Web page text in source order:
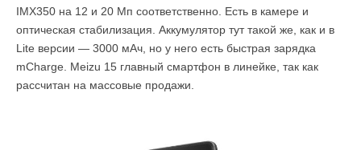
IMX350 на 12 и 20 Мп соответственно. Есть в камере и
оптическая стабилизация. Аккумулятор тут такой же, как и в
Lite версии — 3000 мАч, но у него есть быстрая зарядка
mCharge. Meizu 15 главный смартфон в линейке, так как
рассчитан на массовые продажи.